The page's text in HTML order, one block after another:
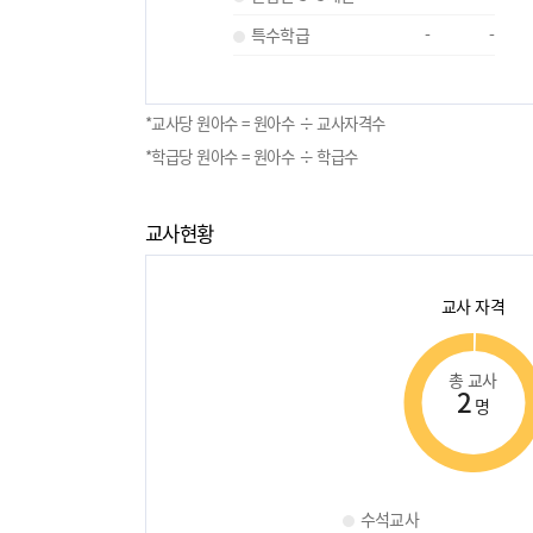
특수학급
- -
*교사당 원아수 = 원아수 ÷ 교사자격수
*학급당 원아수 = 원아수 ÷ 학급수
교사현황
교사 자격
총 교사
2 명
수석교사